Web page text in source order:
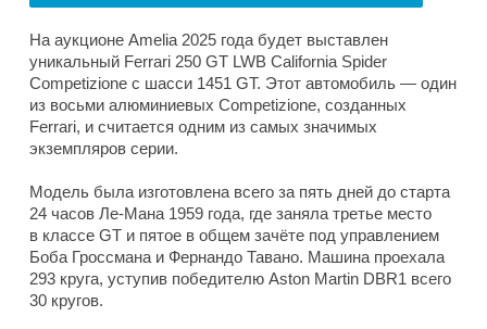
На аукционе Amelia 2025 года будет выставлен
уникальный Ferrari 250 GT LWB California Spider
Competizione с шасси 1451 GT. Этот автомобиль — один
из восьми алюминиевых Competizione, созданных
Ferrari, и считается одним из самых значимых
экземпляров серии.
Модель была изготовлена всего за пять дней до старта
24 часов Ле-Мана 1959 года, где заняла третье место
в классе GT и пятое в общем зачёте под управлением
Боба Гроссмана и Фернандо Тавано. Машина проехала
293 круга, уступив победителю Aston Martin DBR1 всего
30 кругов.